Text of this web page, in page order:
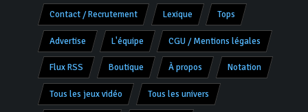
Contact / Recrutement Lexique Tops
Advertise L'équipe CGU / Mentions légales
Flux RSS Boutique À propos Notation
Tous les jeux vidéo Tous les univers